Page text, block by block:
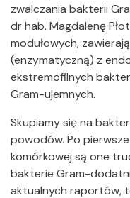
zwalczania bakterii
dr hab. Magdalenę
modułowych,
(enzymatyczną) z
ekstremofilnych
Gram-ujemnych.
Skupiamy się na
powodów. Po
komórkowej są one
bakterie Gram-
aktualnych raportów,